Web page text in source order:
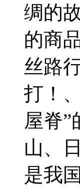
绸的
的商
丝路
打！
屋脊
山、
是我